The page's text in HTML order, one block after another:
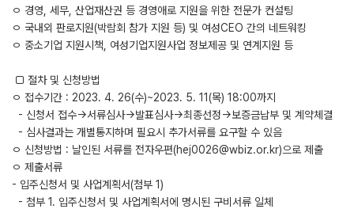
ㅇ 경영, 세무, 산업재산권 등 경영애로 지원을 위한 전문가 컨설팅
ㅇ 국내외 판로지원(박람회 참가 지원 등) 및 여성CEO 간의 네트워킹
ㅇ 중소기업 지원시책, 여성기업지원사업 정보제공 및 연계지원 등
□ 절차 및 신청방법
ㅇ 접수기간 : 2023. 4. 26(수)~2023. 5. 11(목) 18:00까지
- 신청서 접수→서류심사→발표심사→최종선정→보증금납부 및 계약체결
- 심사결과는 개별통지하며 필요시 추가서류를 요구할 수 있음
ㅇ 신청방법 : 날인된 서류를 전자우편(hej0026@wbiz.or.kr)으로 제출
ㅇ 제출서류
- 입주신청서 및 사업계획서(첨부 1)
- 첨부 1. 입주신청서 및 사업계획서에 명시된 구비서류 일체